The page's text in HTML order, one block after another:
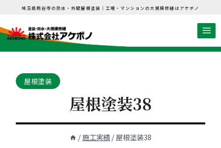
を
埼玉県熊谷市の防水・外壁屋根塗装｜工場・マンションの大規模修繕はアケボノ
屋根塗装
屋根塗装38
/施工実績/屋根塗装38